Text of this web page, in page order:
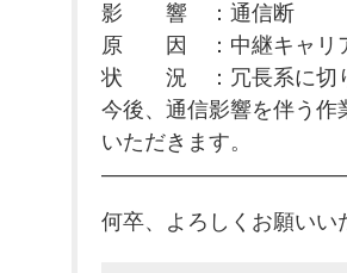
影 響 ：通信断
原 因 ：中継キャリア
状 況 ：冗長系に切り
今後、通信影響を伴う作
いただきます。
何卒、よろしくお願いい